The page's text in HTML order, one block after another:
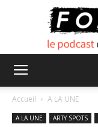
Accueil A LA UNE
A LA UNE ARTY SPOTS